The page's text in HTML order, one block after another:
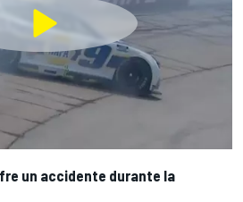
un accidente durante la